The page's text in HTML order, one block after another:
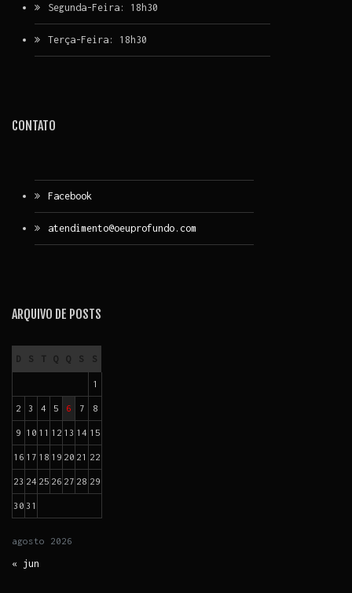
Segunda-Feira: 18h30
Terça-Feira: 18h30
CONTATO
Facebook
atendimento@oeuprofundo.com
ARQUIVO DE POSTS
agosto 2026
D S T Q Q S S
1
2 3 4 5 6 7 8
9 10 11 12 13 14 15
16 17 18 19 20 21 22
23 24 25 26 27 28 29
30 31
« jun